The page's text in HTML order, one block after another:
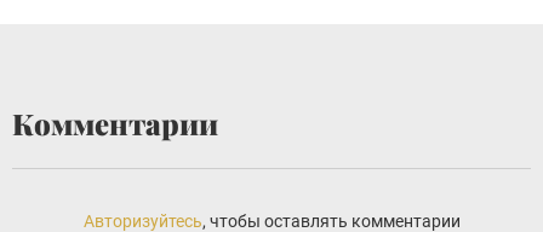
Комментарии
Авторизуйтесь, чтобы оставлять комментарии